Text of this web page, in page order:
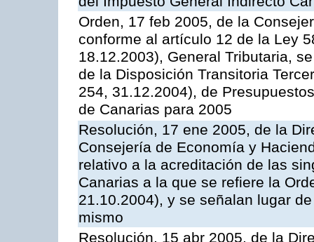
Orden, 17 feb 2005, de la
conforme al artículo 12 de la Ley
18.12.2003), General Tributaria,
de la Disposición Transitoria
254, 31.12.2004), de
de Canarias para 2005
Resolución, 17 ene 2005, de la
Consejería de Economía y
relativo a la acreditación de las
Canarias a la que se refiere la
21.10.2004), y se señalan lugar
mismo
Resolución, 15 abr 2005, de la